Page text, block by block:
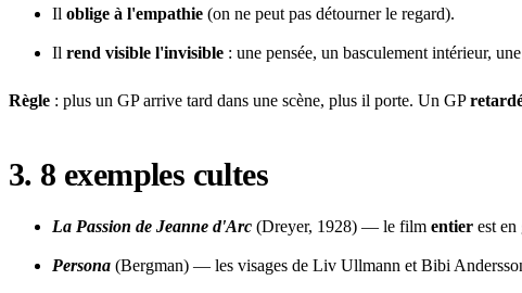
Il oblige à l'empathie (on ne peut pas détourner le regard).
Il rend visible l'invisible : une pensée, un basculement intérieur,
Règle : plus un GP arrive tard dans une scène, plus il porte. Un GP
3. 8 exemples cultes
La Passion de Jeanne d'Arc (Dreyer, 1928) — le film entier est en
Persona (Bergman) — les visages de Liv Ullmann et Bibi